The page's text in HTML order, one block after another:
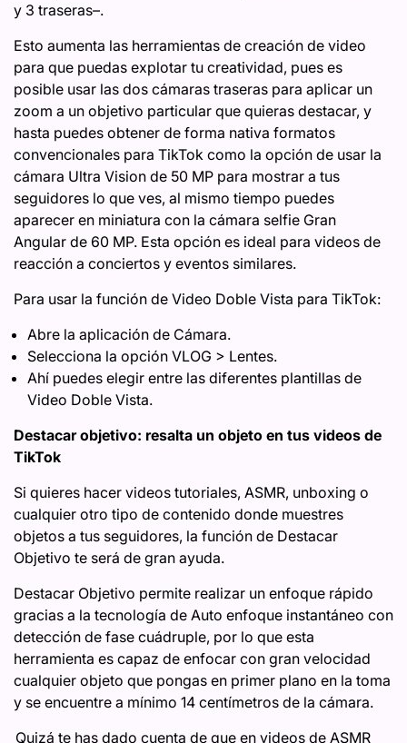
y 3 traseras–.
Esto aumenta las herramientas de creación de video
para que puedas explotar tu creatividad, pues es
posible usar las dos cámaras traseras para aplicar un
zoom a un objetivo particular que quieras destacar, y
hasta puedes obtener de forma nativa formatos
convencionales para TikTok como la opción de usar la
cámara Ultra Vision de 50 MP para mostrar a tus
seguidores lo que ves, al mismo tiempo puedes
aparecer en miniatura con la cámara selfie Gran
Angular de 60 MP. Esta opción es ideal para videos de
reacción a conciertos y eventos similares.
Para usar la función de Video Doble Vista para TikTok:
Abre la aplicación de Cámara.
Selecciona la opción VLOG > Lentes.
Ahí puedes elegir entre las diferentes plantillas de
Video Doble Vista.
Destacar objetivo: resalta un objeto en tus videos de
TikTok
Si quieres hacer videos tutoriales, ASMR, unboxing o
cualquier otro tipo de contenido donde muestres
objetos a tus seguidores, la función de Destacar
Objetivo te será de gran ayuda.
Destacar Objetivo permite realizar un enfoque rápido
gracias a la tecnología de Auto enfoque instantáneo con
detección de fase cuádruple, por lo que esta
herramienta es capaz de enfocar con gran velocidad
cualquier objeto que pongas en primer plano en la toma
y se encuentre a mínimo 14 centímetros de la cámara.
Quizá te has dado cuenta de que en videos de ASMR